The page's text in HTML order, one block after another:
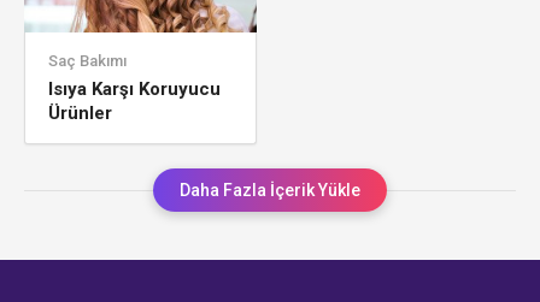
Saç Bakımı
Isıya Karşı Koruyucu
Ürünler
Daha Fazla İçerik Yükle